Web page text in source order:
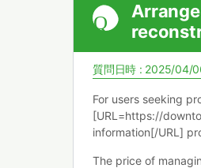
質問日時 : 2025/04/
For users seeking
[URL=https://
information[/URL]
The price of